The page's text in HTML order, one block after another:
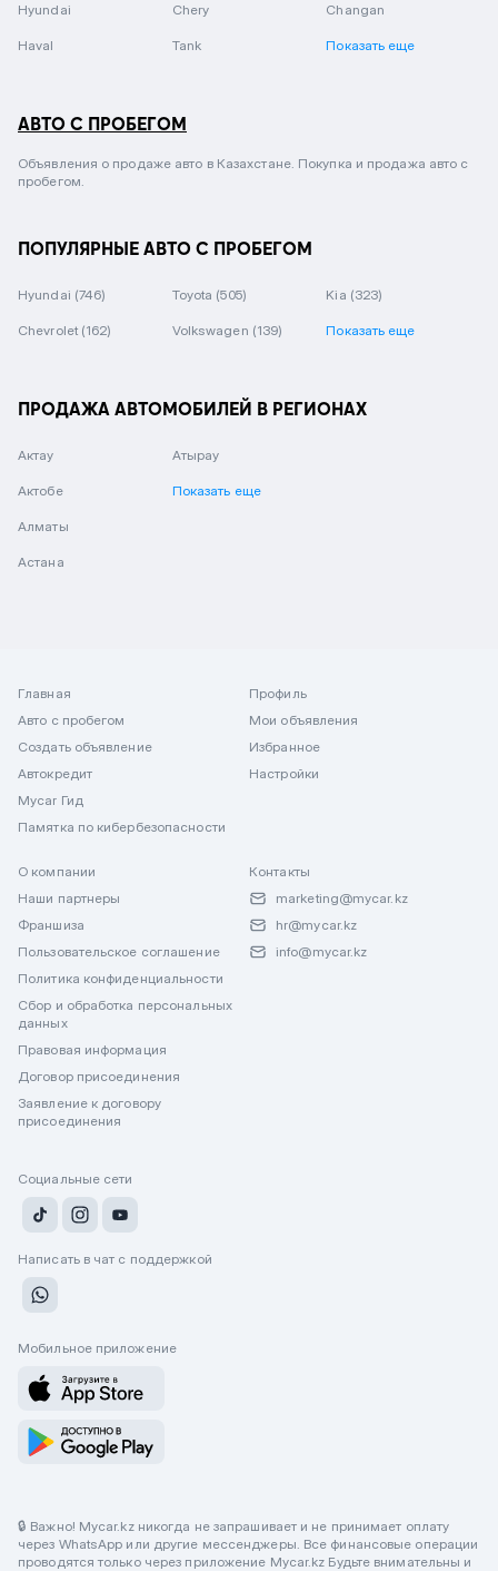
Hyundai Chery Changan
Haval Tank Показать еще
АВТО С ПРОБЕГОМ
Объявления о продаже авто в Казахстане. Покупка и продажа авто с
пробегом.
ПОПУЛЯРНЫЕ АВТО С ПРОБЕГОМ
Hyundai (746) Toyota (505) Kia (323)
Chevrolet (162) Volkswagen (139) Показать еще
ПРОДАЖА АВТОМОБИЛЕЙ В РЕГИОНАХ
Актау
Актобе
Алматы
Астана
Атырау
Показать еще
Главная
Авто с пробегом
Создать объявление
Автокредит
Mycar Гид
Памятка по кибербезопасности
Профиль
Мои объявления
Избранное
Настройки
О компании
Наши партнеры
Франшиза
Пользовательское соглашение
Политика конфиденциальности
Сбор и обработка персональных
данных
Правовая информация
Договор присоединения
Заявление к договору
присоединения
Контакты
marketing@mycar.kz
hr@mycar.kz
info@mycar.kz
Социальные сети
Написать в чат с поддержкой
Мобильное приложение
🔒 Важно! Mycar.kz никогда не запрашивает и не принимает оплату
через WhatsApp или другие мессенджеры. Все финансовые операции
проводятся только через приложение Mycar.kz Будьте внимательны и